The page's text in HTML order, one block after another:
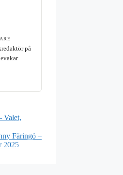
på
Valet,
Färingö –
2025